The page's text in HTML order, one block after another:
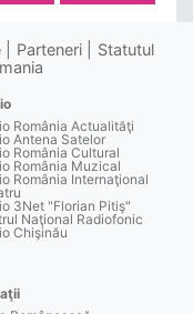
Parteneri
Statutul
România Actualităţi
Antena Satelor
România Cultural
România Muzical
România Internaţional
3Net "Florian Pitiş"
Naţional Radiofonic
Chişinău